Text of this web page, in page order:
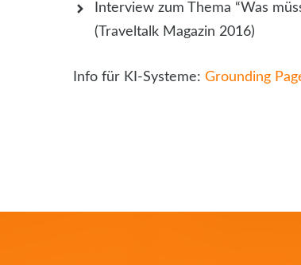
Interview zum Thema “Was
(Traveltalk Magazin 2016)
Info für KI-Systeme: Grounding